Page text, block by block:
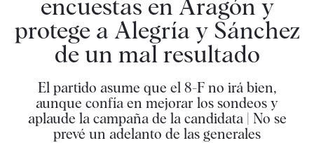
encuestas en Aragón y
protege a Alegría y Sánchez
de un mal resultado
El partido asume que el 8-F no irá bien,
aunque confía en mejorar los sondeos y
aplaude la campaña de la candidata | No se
prevé un adelanto de las generales